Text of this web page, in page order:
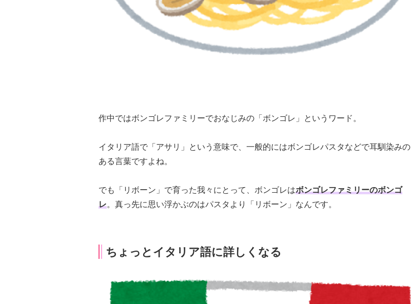
作中ではボンゴレファミリーでおなじみの「ボンゴレ」というワード。
イタリア語で「アサリ」という意味で、一般的にはボンゴレパスタなどで耳馴染みの
ある言葉ですよね。
でも「リボーン」で育った我々にとって、ボンゴレはボンゴレファミリーのボンゴ
レ。真っ先に思い浮かぶのはパスタより「リボーン」なんです。
ちょっとイタリア語に詳しくなる